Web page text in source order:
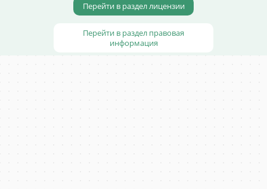
Перейти в раздел лицензии
Перейти в раздел правовая
информация